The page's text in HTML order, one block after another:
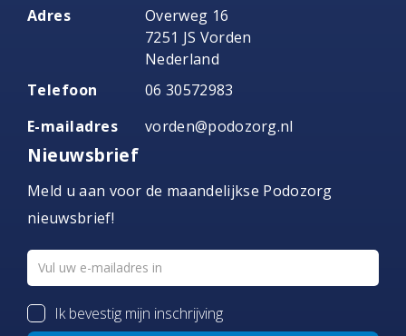
Adres
Overweg 16
7251 JS Vorden
Nederland
Telefoon
06 30572983
E-mailadres
vorden@podozorg.nl
Nieuwsbrief
Meld u aan voor de maandelijkse Podozorg
nieuwsbrief!